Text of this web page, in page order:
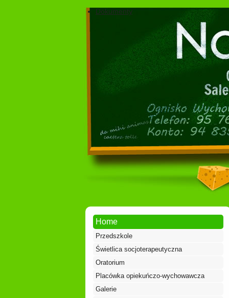
Dokumenty
Home
Przedszkole
Świetlica socjoterapeutyczna
Oratorium
Placówka opiekuńczo-wychowawcza
Galerie